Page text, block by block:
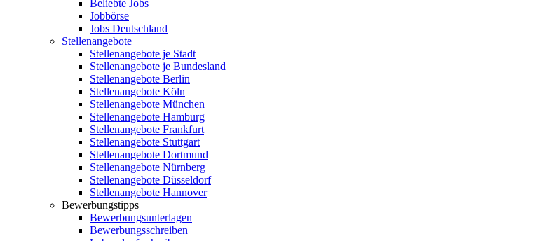
Beliebte Jobs
Jobbörse
Jobs Deutschland
Stellenangebote
Stellenangebote je Stadt
Stellenangebote je Bundesland
Stellenangebote Berlin
Stellenangebote Köln
Stellenangebote München
Stellenangebote Hamburg
Stellenangebote Frankfurt
Stellenangebote Stuttgart
Stellenangebote Dortmund
Stellenangebote Nürnberg
Stellenangebote Düsseldorf
Stellenangebote Hannover
Bewerbungstipps
Bewerbungsunterlagen
Bewerbungsschreiben